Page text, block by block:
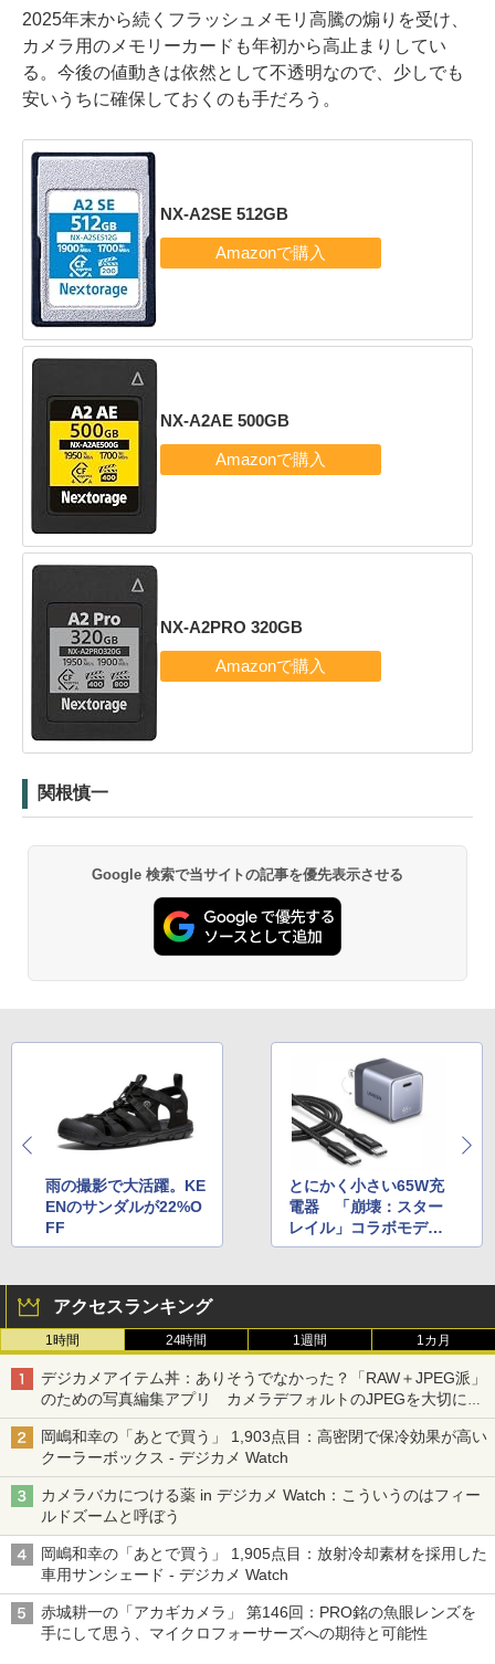
2025年末から続くフラッシュメモリ高騰の煽りを受け、
カメラ用のメモリーカードも年初から高止まりしてい
る。今後の値動きは依然として不透明なので、少しでも
安いうちに確保しておくのも手だろう。
NX-A2SE 512GB
NX-A2AE 500GB
NX-A2PRO 320GB
関根慎一
Google 検索で当サイトの記事を優先表示させる
雨の撮影で大活躍。KE
ENのサンダルが22%O
FF
とにかく小さい65W充
電器 「崩壊：スター
レイル」コラボモデル
も
アクセスランキング
1時間 24時間 1週間 1カ月
デジカメアイテム丼：ありそうでなかった？「RAW＋JPEG派」
のための写真編集アプリ カメラデフォルトのJPEGを大切にす
る「Filmator」
岡嶋和幸の「あとで買う」 1,903点目：高密閉で保冷効果が高い
クーラーボックス - デジカメ Watch
カメラバカにつける薬 in デジカメ Watch：こういうのはフィー
ルドズームと呼ぼう
岡嶋和幸の「あとで買う」 1,905点目：放射冷却素材を採用した
車用サンシェード - デジカメ Watch
赤城耕一の「アカギカメラ」 第146回：PRO銘の魚眼レンズを
手にして思う、マイクロフォーサーズへの期待と可能性